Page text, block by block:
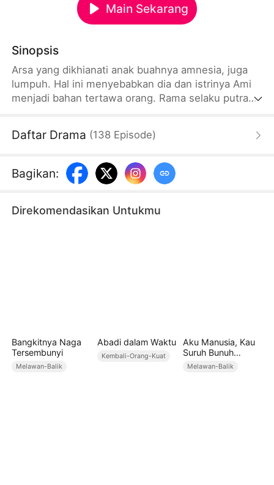
Main Sekarang
Sinopsis
Arsa yang dikhianati anak buahnya amnesia, juga
lumpuh. Hal ini menyebabkan dia dan istrinya Ami
menjadi bahan tertawa orang. Rama selaku putra
membuat ingatan Arsa pulih. Setelah pulih, Arsa
untuk melindungi istrinya selamanya.
Daftar Drama (138 Episode)
Bagikan:
Direkomendasikan Untukmu
Bangkitnya Naga
Tersembunyi
Melawan-Balik
Abadi dalam Waktu
Kembali-Orang-Kuat
Aku Manusia, Kau
Suruh Bunuh
Dewa?!
Melawan-Balik